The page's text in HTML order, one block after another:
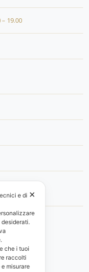
19.00
✕
e di
che i tuoi
raccolti
misurare